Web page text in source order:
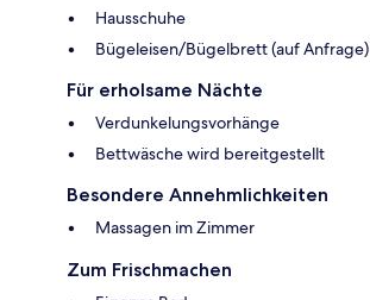
Hausschuhe
Bügeleisen/Bügelbrett (auf Anfrage)
Für erholsame Nächte
Verdunkelungsvorhänge
Bettwäsche wird bereitgestellt
Besondere Annehmlichkeiten
Massagen im Zimmer
Zum Frischmachen